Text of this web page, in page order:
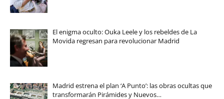
El enigma oculto: Ouka Leele y los rebeldes de La
Movida regresan para revolucionar Madrid
Madrid estrena el plan ‘A Punto’: las obras ocultas que
transformarán Pirámides y Nuevos…